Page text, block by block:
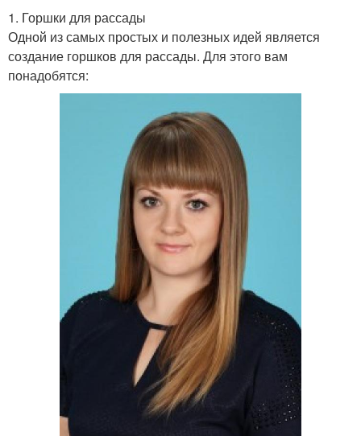
1. Горшки для рассады
Одной из самых простых и полезных идей является
создание горшков для рассады. Для этого вам
понадобятся: